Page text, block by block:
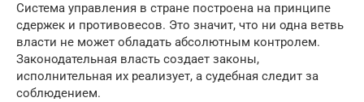
Система управления в стране построена на принципе
сдержек и противовесов. Это значит, что ни одна ветвь
власти не может обладать абсолютным контролем.
Законодательная власть создает законы,
исполнительная их реализует, а судебная следит за
соблюдением.